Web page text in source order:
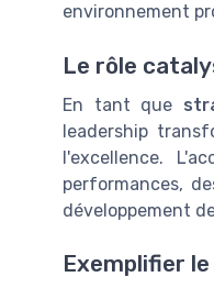
environnement
Le rôle
En tant que
leadership
l'excellence.
performances,
développement
Exemplifier